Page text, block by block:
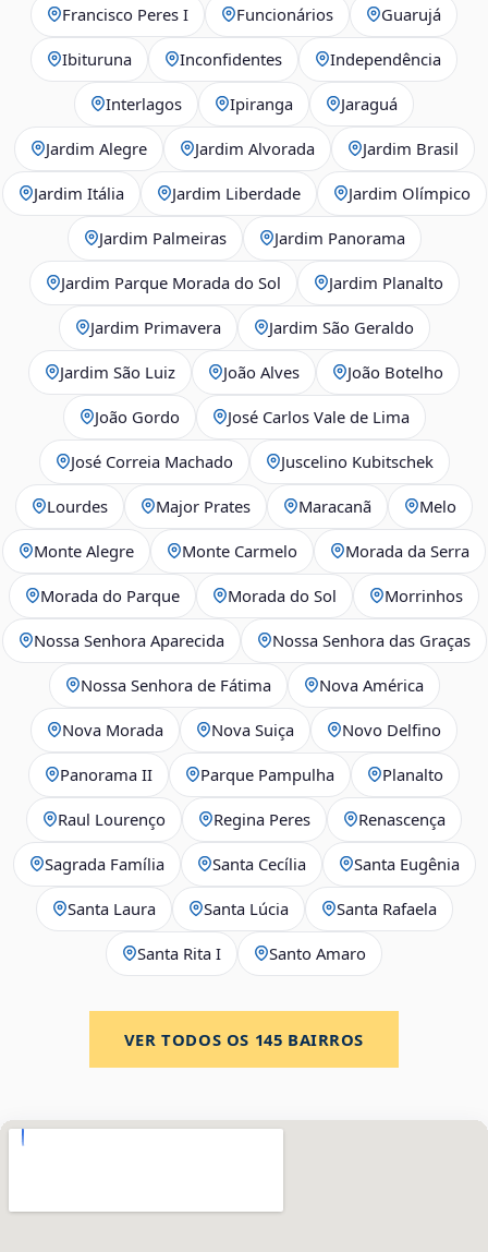
Francisco Peres I Funcionários Guarujá
Ibituruna Inconfidentes Independência
Interlagos Ipiranga Jaraguá
Jardim Alegre Jardim Alvorada Jardim Brasil
Jardim Itália Jardim Liberdade Jardim Olímpico
Jardim Palmeiras Jardim Panorama
Jardim Parque Morada do Sol Jardim Planalto
Jardim Primavera Jardim São Geraldo
Jardim São Luiz João Alves João Botelho
João Gordo José Carlos Vale de Lima
José Correia Machado Juscelino Kubitschek
Lourdes Major Prates Maracanã Melo
Monte Alegre Monte Carmelo Morada da Serra
Morada do Parque Morada do Sol Morrinhos
Nossa Senhora Aparecida Nossa Senhora das Graças
Nossa Senhora de Fátima Nova América
Nova Morada Nova Suiça Novo Delfino
Panorama II Parque Pampulha Planalto
Raul Lourenço Regina Peres Renascença
Sagrada Família Santa Cecília Santa Eugênia
Santa Laura Santa Lúcia Santa Rafaela
Santa Rita I Santo Amaro
VER TODOS OS 145 BAIRROS